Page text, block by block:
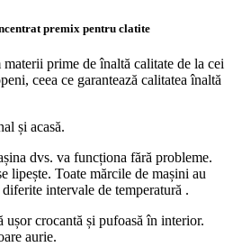
premix pentru clatite
prime de înaltă calitate de la cei
ceea ce garantează calitatea înaltă
și acasă.
dvs. va funcționa fără probleme.
lipește. Toate mărcile de mașini au
intervale de temperatură .
crocantă și pufoasă în interior.
aurie.